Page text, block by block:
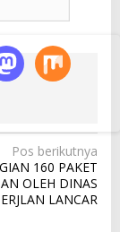
Pos berikutnya
160 PAKET
OLEH DINAS
LANCAR